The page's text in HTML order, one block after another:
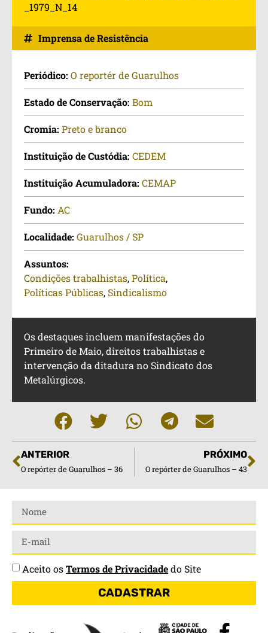
_1979_N_14
Imprensa de Resistência
Periódico: O reportér de Guarulhos
Estado de Conservação: Bom
Cromia: Preto e branco
Instituição de Custódia: CEDEM
Instituição Acumuladora: CEMAP
Fundo: AC
Localidade: Guarulhos / SP
Assuntos:
Condições trabalhistas,Política,
Políticas Públicas,Sindicalismo
Os destaques incluem manifestações do
Primeiro de Maio, direitos trabalhistas e
intervenção da ditadura no Sindicato dos
Metalúrgicos.
ANTERIOR
O repórter de Guarulhos – 36
PRÓXIMO
O repórter de Guarulhos – 43
Aceito osTermos de Privacidadedo Site
CADASTRAR